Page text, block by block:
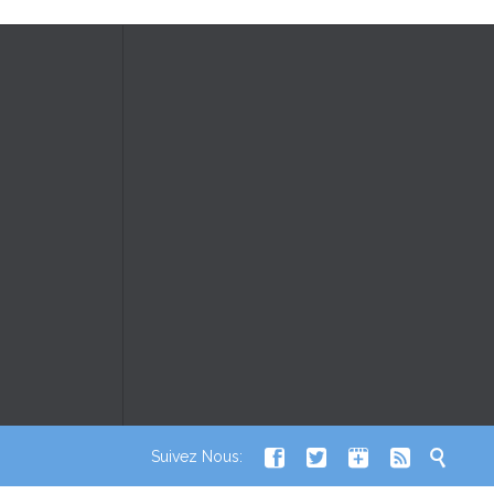
Suivez Nous:     